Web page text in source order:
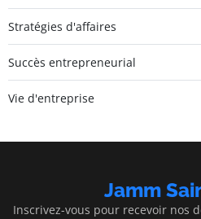
Stratégies d'affaires
Succès entrepreneurial
Vie d'entreprise
Jamm
Inscrivez-vous pour recevoir nos